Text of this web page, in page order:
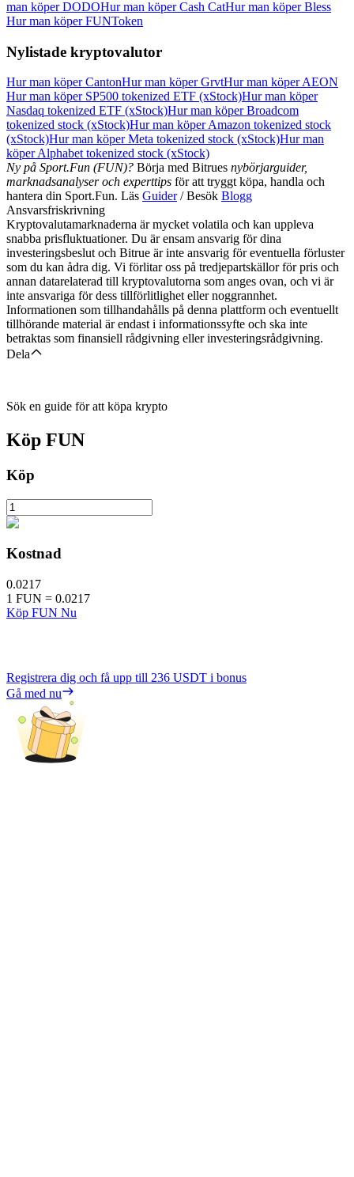
man köper DODOHur man köper Cash CatHur man köper Bless
Hur man köper FUNToken
Nylistade kryptovalutor
Hur man köper CantonHur man köper GrvtHur man köper AEON
Hur man köper SP500 tokenized ETF (xStock)Hur man köper
Nasdaq tokenized ETF (xStock)Hur man köper Broadcom
tokenized stock (xStock)Hur man köper Amazon tokenized stock
(xStock)Hur man köper Meta tokenized stock (xStock)Hur man
köper Alphabet tokenized stock (xStock)
Ny på Sport.Fun (FUN)? Börja med Bitrues nybörjarguider,
marknadsanalyser och experttips för att tryggt köpa, handla och
hantera din Sport.Fun. Läs Guider/ Besök Blogg
Ansvarsfriskrivning
Kryptovalutamarknaderna är mycket volatila och kan uppleva
snabba prisfluktuationer. Du är ensam ansvarig för dina
investeringsbeslut och Bitrue är inte ansvarig för eventuella förluster
som du kan ådra dig. Vi förlitar oss på tredjepartskällor för pris och
annan datarelaterad till kryptovalutorna som anges ovan, och vi är
inte ansvariga för dess tillförlitlighet eller noggrannhet.
Informationen som tillhandahålls på denna plattform och eventuellt
tillhörande material är endast i informationssyfte och ska inte
betraktas som finansiell rådgivning eller investeringsrådgivning.
Dela
Sök en guide för att köpa krypto
Köp FUN
Köp
Kostnad
0.0217
1 FUN = 0.0217
Köp FUN Nu
Registrera dig och få upp till 236 USDT i bonus
Gå med nu